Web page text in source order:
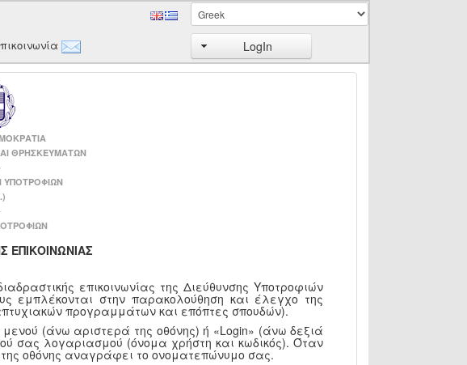
LogIn
ΘΡΗΣΚΕΥΜΑΤΩΝ
ΥΠΟΤΡΟΦΙΩΝ
ΕΠΙΚΟΙΝΩΝΙΑΣ
επικοινωνίας της Διεύθυνσης Υποτροφιών
εμπλέκονται στην παρακολούθηση και έλεγχο της
προγραμμάτων και επόπτες σπουδών).
(άνω αριστερά της οθόνης) ή «Login» (άνω δεξιά
σας λογαριασμού (όνομα χρήστη και κωδικός). Όταν
οθόνης αναγράφει το ονοματεπώνυμο σας.